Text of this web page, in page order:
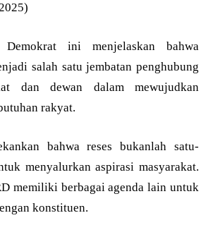
ini menjelaskan bahwa
salah satu jembatan penghubung
dan dewan dalam mewujudkan
rakyat.
bahwa reses bukanlah satu-
menyalurkan aspirasi masyarakat.
memiliki berbagai agenda lain untuk
konstituen.